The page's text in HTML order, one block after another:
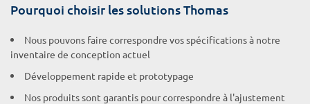
Pourquoi choisir les solutions Thomas
Nous pouvons faire correspondre vos spécifications à notre
inventaire de conception actuel
Développement rapide et prototypage
Nos produits sont garantis pour correspondre à l'ajustement